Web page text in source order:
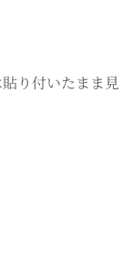
り付いたまま見